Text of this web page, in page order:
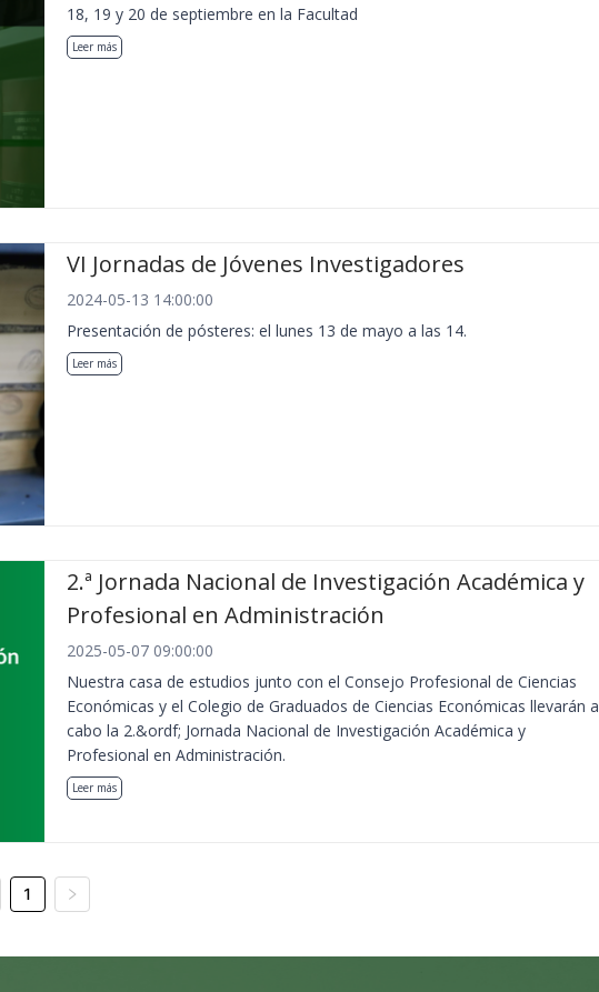
18, 19 y 20 de septiembre en la Facultad
Leer más
VI Jornadas de Jóvenes Investigadores
2024-05-13 14:00:00
Presentación de pósteres: el lunes 13 de mayo a las 14.
Leer más
2.ª Jornada Nacional de Investigación Académica y
Profesional en Administración
2025-05-07 09:00:00
Nuestra casa de estudios junto con el Consejo Profesional de Ciencias
Económicas y el Colegio de Graduados de Ciencias Económicas llevarán a
cabo la 2.&ordf; Jornada Nacional de Investigación Académica y
Profesional en Administración.
Leer más
1